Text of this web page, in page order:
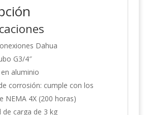
Dahua
G3/4″
aluminio
corrosión: cumple con los
NEMA 4X (200 horas)
de carga de 3 kg